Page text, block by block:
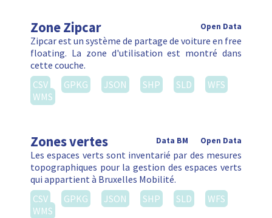
Zone Zipcar Open Data
Zipcar est un système de partage de voiture en free
floating. La zone d'utilisation est montré dans
cette couche.
CSV
GPKG JSON SHP SLD
WFS
WMS
Zones vertes Open Data
Data BM
Les espaces verts sont inventarié par des mesures
topographiques pour la gestion des espaces verts
qui appartient à Bruxelles Mobilité.
CSV
GPKG JSON SHP SLD
WFS
WMS